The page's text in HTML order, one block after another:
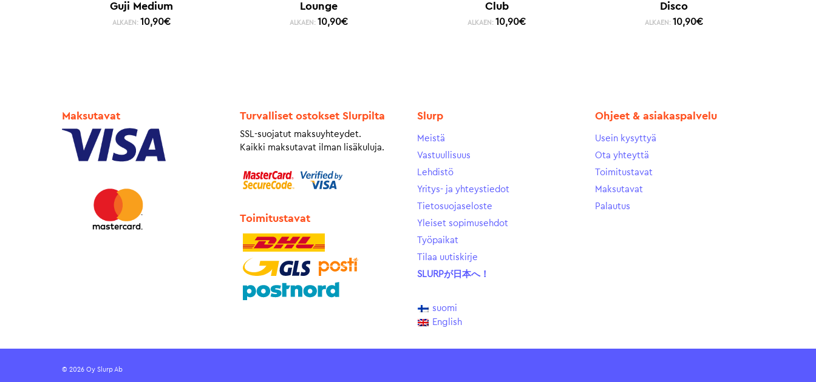
Guji Medium
ALKAEN: 10,90€
Lounge
ALKAEN: 10,90€
Club
ALKAEN: 10,90€
Disco
ALKAEN: 10,90€
Maksutavat Turvalliset ostokset Slurpilta
SSL-suojatut maksuyhteydet.
Kaikki maksutavat ilman lisäkuluja.
Toimitustavat
Slurp
Meistä
Vastuullisuus
Lehdistö
Yritys- ja yhteystiedot
Tietosuojaseloste
Yleiset sopimusehdot
Työpaikat
Tilaa uutiskirje
SLURPが日本へ！
suomi
English
Ohjeet & asiakaspalvelu
Usein kysyttyä
Ota yhteyttä
Toimitustavat
Maksutavat
Palautus
© 2026 Oy Slurp Ab